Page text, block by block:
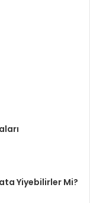
Yiyebilirler Mi?